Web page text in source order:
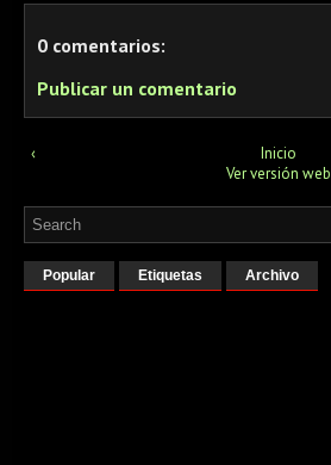
0 comentarios:
Publicar un comentario
‹
Inicio
Ver versión web
Popular Etiquetas Archivo